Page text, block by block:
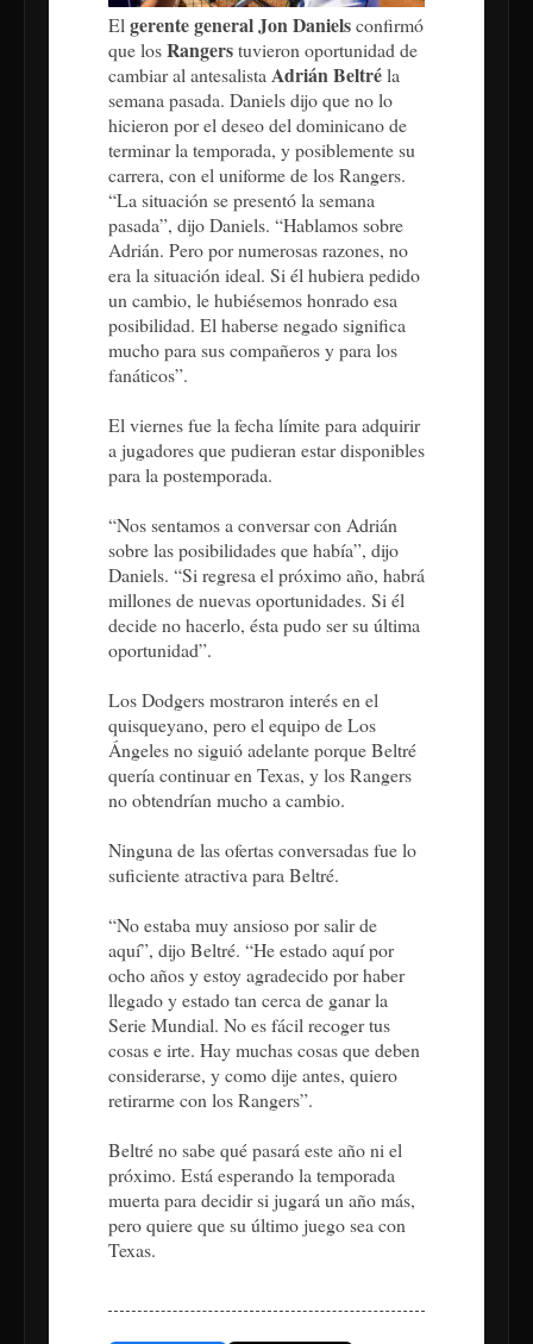
El gerente general Jon Danielsconfirmó
que losRangerstuvieron oportunidad de
cambiar al antesalista Adrián Beltréla
semana pasada. Daniels dijo que no lo
hicieron por el deseo del dominicano de
terminar la temporada, y posiblemente su
carrera, con el uniforme de los Rangers.
“La situación se presentó la semana
pasada”, dijo Daniels. “Hablamos sobre
Adrián. Pero por numerosas razones, no
era la situación ideal. Si él hubiera pedido
un cambio, le hubiésemos honrado esa
posibilidad. El haberse negado significa
mucho para sus compañeros y para los
fanáticos”.
El viernes fue la fecha límite para adquirir
a jugadores que pudieran estar disponibles
para la postemporada.
“Nos sentamos a conversar con Adrián
sobre las posibilidades que había”, dijo
Daniels. “Si regresa el próximo año, habrá
millones de nuevas oportunidades. Si él
decide no hacerlo, ésta pudo ser su última
oportunidad”.
Los Dodgers mostraron interés en el
quisqueyano, pero el equipo de Los
Ángeles no siguió adelante porque Beltré
quería continuar en Texas, y los Rangers
no obtendrían mucho a cambio.
Ninguna de las ofertas conversadas fue lo
suficiente atractiva para Beltré.
“No estaba muy ansioso por salir de
aquí”, dijo Beltré. “He estado aquí por
ocho años y estoy agradecido por haber
llegado y estado tan cerca de ganar la
Serie Mundial. No es fácil recoger tus
cosas e irte. Hay muchas cosas que deben
considerarse, y como dije antes, quiero
retirarme con los Rangers”.
Beltré no sabe qué pasará este año ni el
próximo. Está esperando la temporada
muerta para decidir si jugará un año más,
pero quiere que su último juego sea con
Texas.